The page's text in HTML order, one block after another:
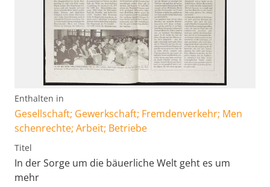
Enthalten in
Gesellschaft; Gewerkschaft; Fremdenverkehr; Men
schenrechte; Arbeit; Betriebe
Titel
In der Sorge um die bäuerliche Welt geht es um
mehr